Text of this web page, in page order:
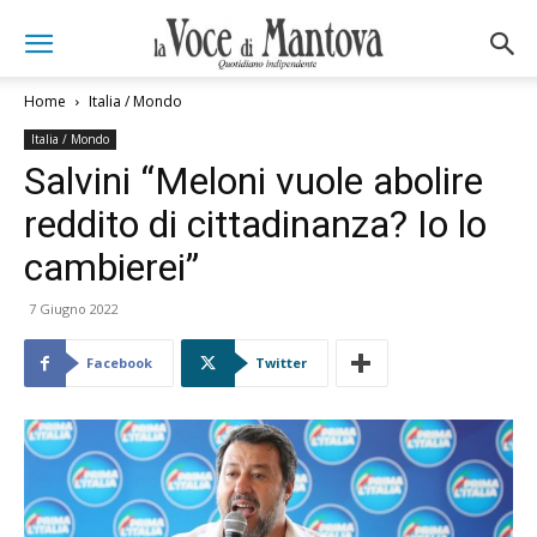
Home Italia / Mondo
Italia / Mondo
Salvini “Meloni vuole abolire
reddito di cittadinanza? Io lo
cambierei”
7 Giugno 2022
Facebook Twitter